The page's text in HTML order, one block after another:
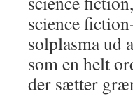
science
solplasma ud
som en helt
der sætter